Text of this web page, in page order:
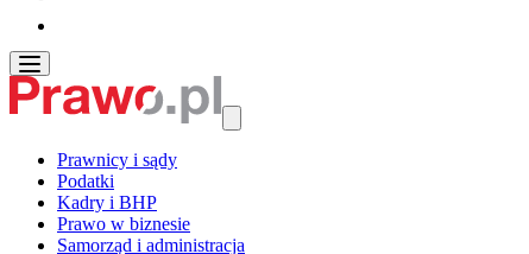
Prawnicy i sądy
Podatki
Kadry i BHP
Prawo w biznesie
Samorząd i administracja